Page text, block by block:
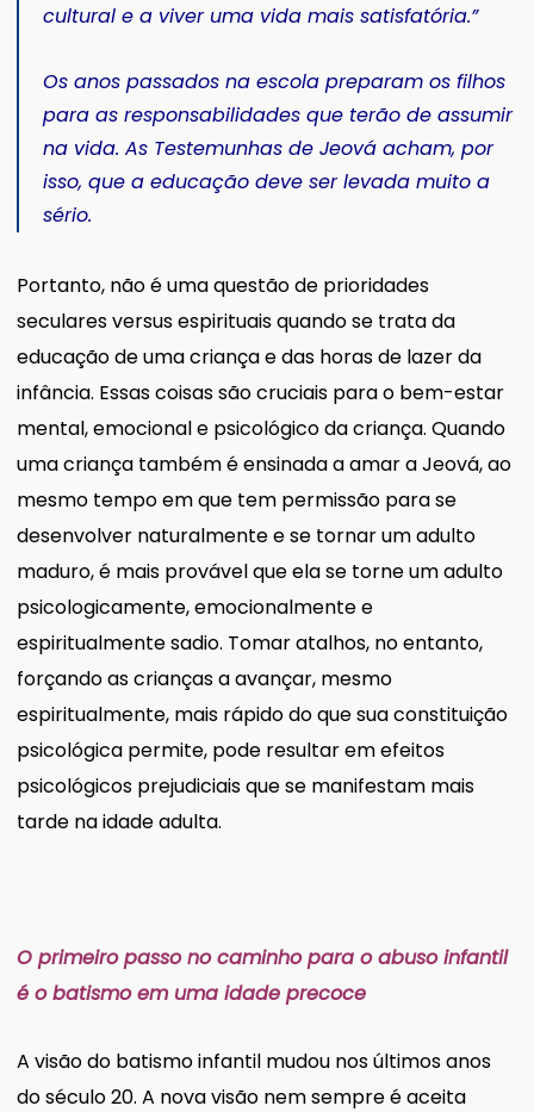
cultural e a viver uma vida mais satisfatória.”
Os anos passados na escola preparam os filhos
para as responsabilidades que terão de assumir
na vida. As Testemunhas de Jeová acham, por
isso, que a educação deve ser levada muito a
sério.
Portanto, não é uma questão de prioridades
seculares versus espirituais quando se trata da
educação de uma criança e das horas de lazer da
infância. Essas coisas são cruciais para o bem-estar
mental, emocional e psicológico da criança. Quando
uma criança também é ensinada a amar a Jeová, ao
mesmo tempo em que tem permissão para se
desenvolver naturalmente e se tornar um adulto
maduro, é mais provável que ela se torne um adulto
psicologicamente, emocionalmente e
espiritualmente sadio. Tomar atalhos, no entanto,
forçando as crianças a avançar, mesmo
espiritualmente, mais rápido do que sua constituição
psicológica permite, pode resultar em efeitos
psicológicos prejudiciais que se manifestam mais
tarde na idade adulta.
O primeiro passo no caminho para o abuso infantil
é o batismo em uma idade precoce
A visão do batismo infantil mudou nos últimos anos
do século 20. A nova visão nem sempre é aceita